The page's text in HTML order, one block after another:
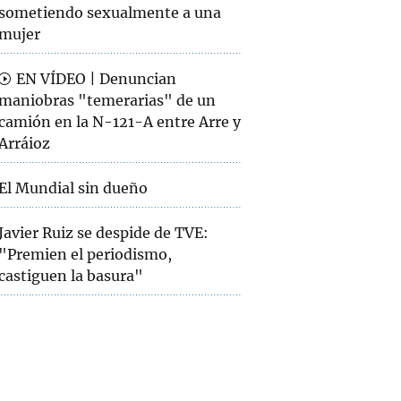
sexualmente a una
EN VÍDEO | Denuncian
"temerarias" de un
en la N-121-A entre Arre y
Mundial sin dueño
Ruiz se despide de TVE:
"Premien el periodismo,
la basura"